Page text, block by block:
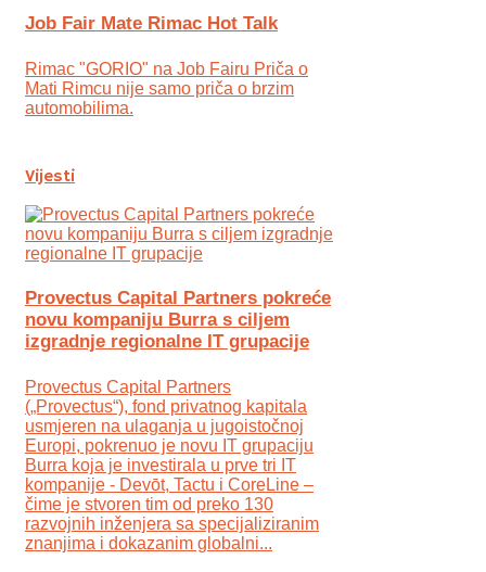
Job Fair Mate Rimac Hot Talk
Rimac "GORIO" na Job Fairu Priča o
Mati Rimcu nije samo priča o brzim
automobilima.
Vijesti
Provectus Capital Partners pokreće
novu kompaniju Burra s ciljem
izgradnje regionalne IT grupacije
Provectus Capital Partners
(„Provectus“), fond privatnog kapitala
usmjeren na ulaganja u jugoistočnoj
Europi, pokrenuo je novu IT grupaciju
Burra koja je investirala u prve tri IT
kompanije - Devōt, Tactu i CoreLine –
čime je stvoren tim od preko 130
razvojnih inženjera sa specijaliziranim
znanjima i dokazanim globalni...